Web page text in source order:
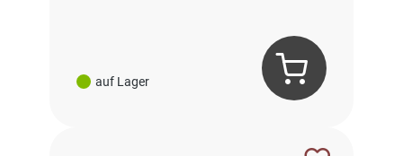
auf Lager